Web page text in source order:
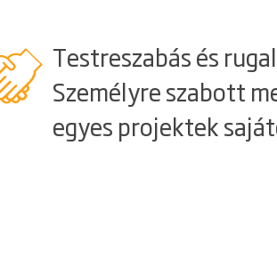
Testreszabás és
Személyre szabott
egyes projektek